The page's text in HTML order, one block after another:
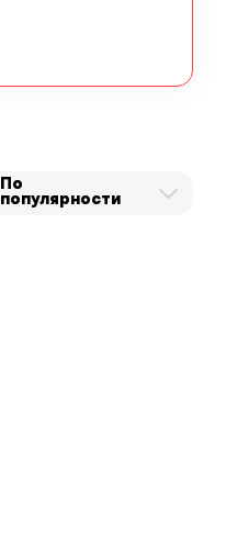
По
популярности